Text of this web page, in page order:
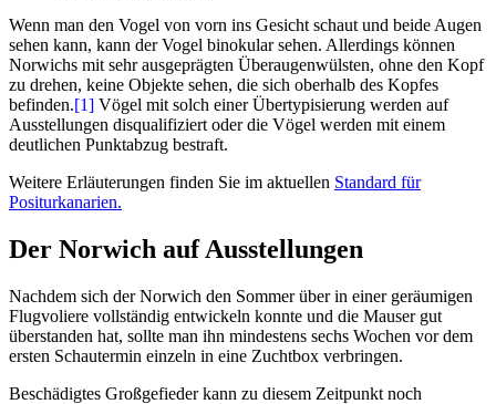
Wenn man den Vogel von vorn ins Gesicht schaut und beide Augen
sehen kann, kann der Vogel binokular sehen. Allerdings können
Norwichs mit sehr ausgeprägten Überaugenwülsten, ohne den Kopf
zu drehen, keine Objekte sehen, die sich oberhalb des Kopfes
befinden.[1] Vögel mit solch einer Übertypisierung werden auf
Ausstellungen disqualifiziert oder die Vögel werden mit einem
deutlichen Punktabzug bestraft.
Weitere Erläuterungen finden Sie im aktuellen Standard für
Positurkanarien.
Der Norwich auf Ausstellungen
Nachdem sich der Norwich den Sommer über in einer geräumigen
Flugvoliere vollständig entwickeln konnte und die Mauser gut
überstanden hat, sollte man ihn mindestens sechs Wochen vor dem
ersten Schautermin einzeln in eine Zuchtbox verbringen.
Beschädigtes Großgefieder kann zu diesem Zeitpunkt noch